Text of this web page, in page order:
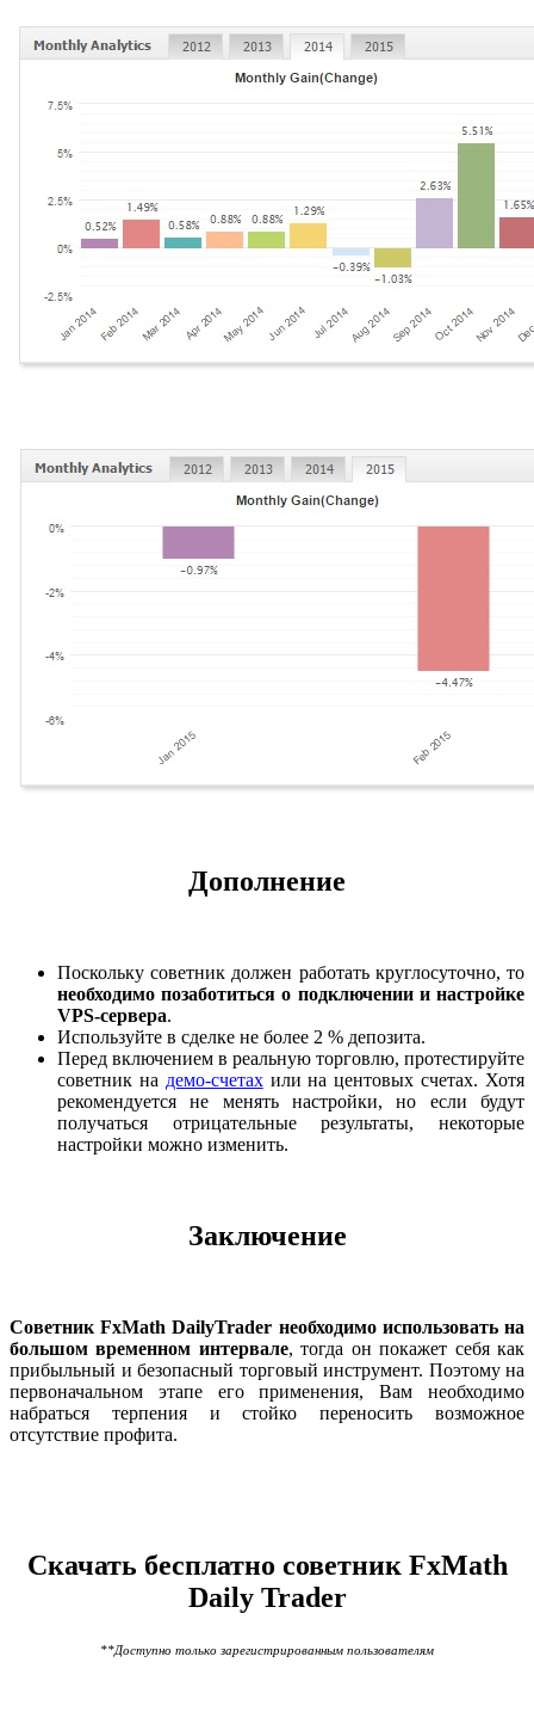
Дополнение
Поскольку советник должен работать круглосуточно, то
необходимо позаботиться о подключении и настройке
VPS-сервера.
Используйте в сделке не более 2 % депозита.
Перед включением в реальную торговлю, протестируйте
советник на демо-счетахили на центовых счетах. Хотя
рекомендуется не менять настройки, но если будут
получаться отрицательные результаты, некоторые
настройки можно изменить.
Заключение
Советник FxMath DailyTrader необходимо использовать на
большом временном интервале, тогда он покажет себя как
прибыльный и безопасный торговый инструмент. Поэтому на
первоначальном этапе его применения, Вам необходимо
набраться терпения и стойко переносить возможное
отсутствие профита.
Скачать бесплатно советник FxMath
Daily Trader
**Доступно только зарегистрированным пользователям